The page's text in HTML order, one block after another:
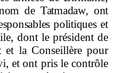
de Tatmadaw, ont
politiqueset
dont le président de
la Conseillère pour
et ont pris le contrôle